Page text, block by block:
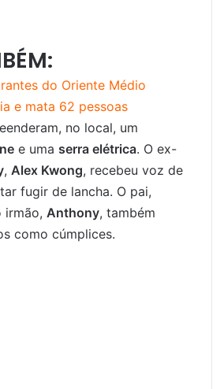
do Oriente Médio
e mata 62 pessoas
no local, um
e uma serra elétrica. O ex-
, Alex Kwong, recebeu voz de
fugir de lancha. O pai,
irmão, Anthony, também
como cúmplices.